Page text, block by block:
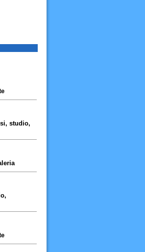
studio,